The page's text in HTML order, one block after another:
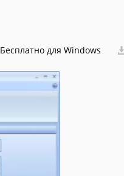
Бесплатно для Windows